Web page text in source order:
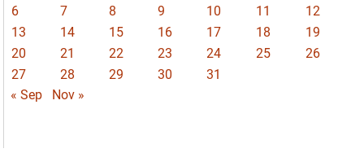
6
7 8 9 10 11
12
13
14 15 16 17 18
19
20
21 22 23 24 25
26
27
28 29 30
31
« Sep
Nov »